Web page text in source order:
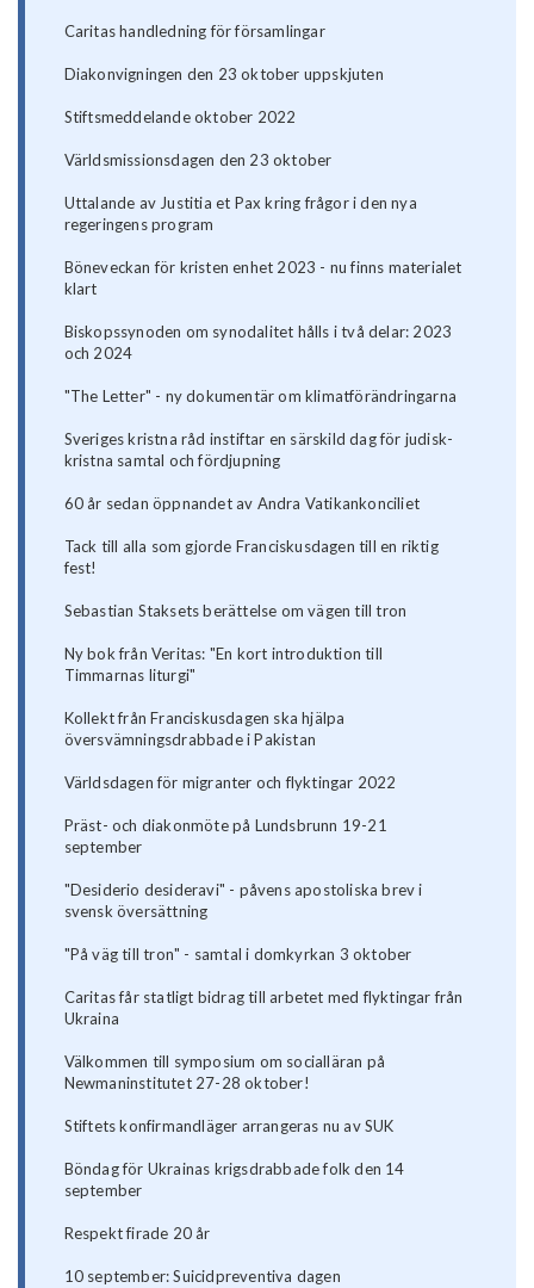
Caritas handledning för församlingar
Diakonvigningen den 23 oktober uppskjuten
Stiftsmeddelande oktober 2022
Världsmissionsdagen den 23 oktober
Uttalande av Justitia et Pax kring frågor i den nya
regeringens program
Böneveckan för kristen enhet 2023 - nu finns materialet
klart
Biskopssynoden om synodalitet hålls i två delar: 2023
och 2024
"The Letter" - ny dokumentär om klimatförändringarna
Sveriges kristna råd instiftar en särskild dag för judisk-
kristna samtal och fördjupning
60 år sedan öppnandet av Andra Vatikankonciliet
Tack till alla som gjorde Franciskusdagen till en riktig
fest!
Sebastian Staksets berättelse om vägen till tron
Ny bok från Veritas: "En kort introduktion till
Timmarnas liturgi"
Kollekt från Franciskusdagen ska hjälpa
översvämningsdrabbade i Pakistan
Världsdagen för migranter och flyktingar 2022
Präst- och diakonmöte på Lundsbrunn 19-21
september
"Desiderio desideravi" - påvens apostoliska brev i
svensk översättning
"På väg till tron" - samtal i domkyrkan 3 oktober
Caritas får statligt bidrag till arbetet med flyktingar från
Ukraina
Välkommen till symposium om socialläran på
Newmaninstitutet 27-28 oktober!
Stiftets konfirmandläger arrangeras nu av SUK
Böndag för Ukrainas krigsdrabbade folk den 14
september
Respekt firade 20 år
10 september: Suicidpreventiva dagen